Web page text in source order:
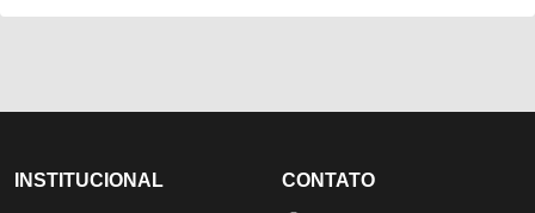
INSTITUCIONAL CONTATO